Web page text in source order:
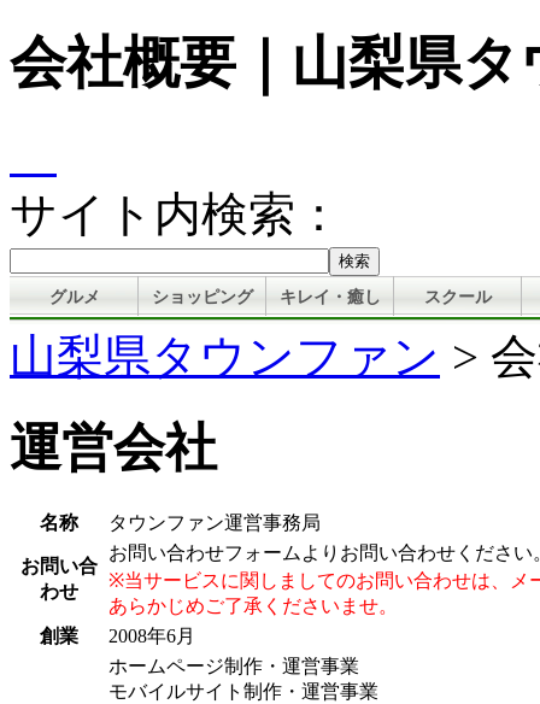
会社概要｜山梨県
サイト内検索：
グルメ ショッピング キレイ・癒し スクール
山梨県タウンファン >
運営会社
名称 タウンファン運営事務局
お問い合
わせ
お問い合わせフォームよりお問い合わせください
※当サービスに関しましてのお問い合わせは、メ
あらかじめご了承くださいませ。
創業
2008年6月
ホームページ制作・運営事業
モバイルサイト制作・運営事業